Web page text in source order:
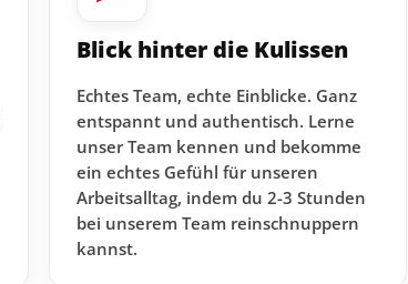
Blick hinter die Kulissen
Echtes Team, echte Einblicke. Ganz
entspannt und authentisch. Lerne
unser Team kennen und bekomme
ein echtes Gefühl für unseren
Arbeitsalltag, indem du 2-3 Stunden
bei unserem Team reinschnuppern
kannst.